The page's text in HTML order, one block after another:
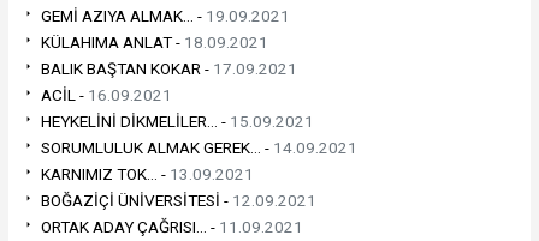
GEMİ AZIYA ALMAK... - 19.09.2021
KÜLAHIMA ANLAT - 18.09.2021
BALIK BAŞTAN KOKAR - 17.09.2021
ACİL - 16.09.2021
HEYKELİNİ DİKMELİLER... - 15.09.2021
SORUMLULUK ALMAK GEREK... - 14.09.2021
KARNIMIZ TOK... - 13.09.2021
BOĞAZİÇİ ÜNİVERSİTESİ - 12.09.2021
ORTAK ADAY ÇAĞRISI... - 11.09.2021